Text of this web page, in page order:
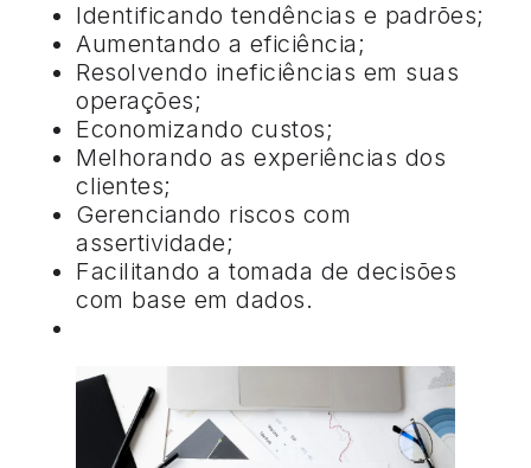
Identificando tendências e padrões;
Aumentando a eficiência;
Resolvendo ineficiências em suas
operações;
Economizando custos;
Melhorando as experiências dos
clientes;
Gerenciando riscos com
assertividade;
Facilitando a tomada de decisões
com base em dados.